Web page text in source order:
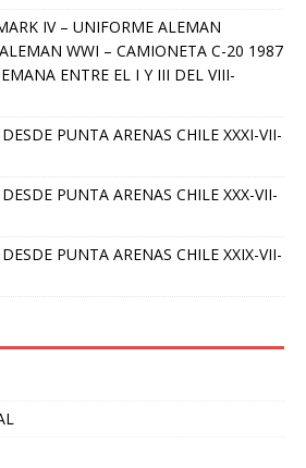
IV – UNIFORME ALEMAN
WWI – CAMIONETA C-20 1987
ENTRE EL I Y III DEL VIII-
PUNTA ARENAS CHILE XXXI-VII-
PUNTA ARENAS CHILE XXX-VII-
PUNTA ARENAS CHILE XXIX-VII-